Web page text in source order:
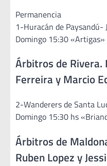
Permanencia
1-Huracán de Paysandú-
Domingo 15:30 «Artigas»
Árbitros de Rivera.
Ferreira y Marcio
2-Wanderers de Santa
Domingo 15:30 hs
Árbitros de
Ruben Lopez y